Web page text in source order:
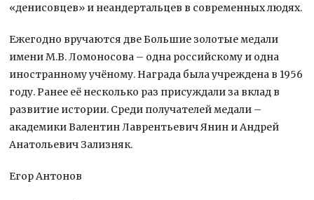
«денисовцев» и неандертальцев в современных людях.
Ежегодно вручаются две Большие золотые медали
имени М.В. Ломоносова – одна российскому и одна
иностранному учёному. Награда была учреждена в 1956
году. Ранее её несколько раз присуждали за вклад в
развитие истории. Среди получателей медали –
академики Валентин Лаврентьевич Янин и Андрей
Анатольевич Зализняк.
Егор Антонов